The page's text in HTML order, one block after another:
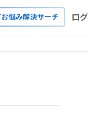
お悩み解決サーチ ロ